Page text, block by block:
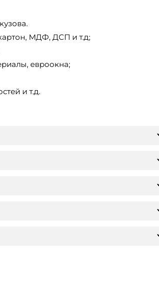
МДФ, ДСП и т.д;
евроокна;
и т.д.